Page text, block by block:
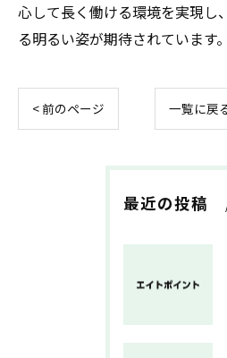
心して長く働ける環境を実現し
る明るい姿が期待されています。
< 前のページ 一覧に戻
最近の投稿